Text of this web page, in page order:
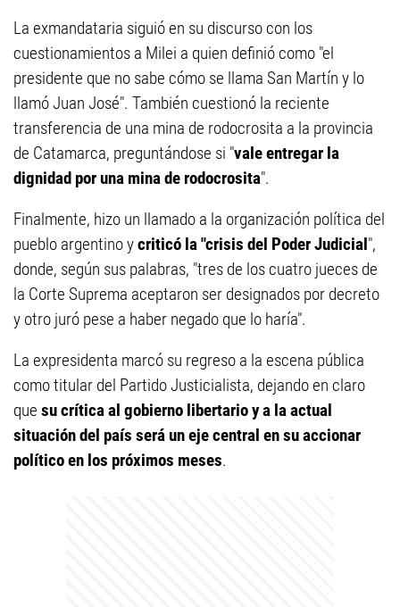
La exmandataria siguió en su discurso con los
cuestionamientos a Milei a quien definió como "el
presidente que no sabe cómo se llama San Martín y lo
llamó Juan José". También cuestionó la reciente
transferencia de una mina de rodocrosita a la provincia
de Catamarca, preguntándose si "vale entregar la
dignidad por una mina de rodocrosita".
Finalmente, hizo un llamado a la organización política del
pueblo argentino ycriticó la "crisis del Poder Judicial",
donde, según sus palabras, "tres de los cuatro jueces de
la Corte Suprema aceptaron ser designados por decreto
y otro juró pese a haber negado que lo haría".
La expresidenta marcó su regreso a la escena pública
como titular del Partido Justicialista, dejando en claro
que su crítica al gobierno libertario y a la actual
situación del país será un eje central en su accionar
político en los próximos meses.